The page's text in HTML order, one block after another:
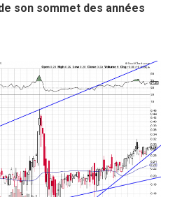
son sommet des années